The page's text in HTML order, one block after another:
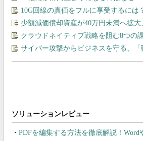
10G回線の真価をフルに享受するに
少額減価償却資産が40万円未満へ拡
クラウドネイティブ戦略を阻む8つの
サイバー攻撃からビジネスを守る、
PDFを編集する方法を徹底解説！